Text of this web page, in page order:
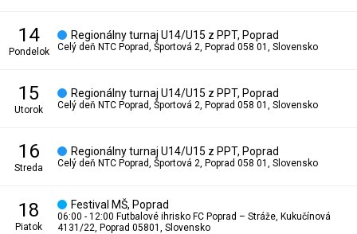
14
pondelok
Regionálny turnaj U14/U15 z PPT, Poprad
Celý deň NTC Poprad, Športová 2, Poprad 058 01, Slovensko
15
utorok
Regionálny turnaj U14/U15 z PPT, Poprad
Celý deň NTC Poprad, Športová 2, Poprad 058 01, Slovensko
16
streda
Regionálny turnaj U14/U15 z PPT, Poprad
Celý deň NTC Poprad, Športová 2, Poprad 058 01, Slovensko
18
piatok
Festival MŠ, Poprad
06:00 - 12:00 Futbalové ihrisko FC Poprad – Stráže, Kukučínová
4131/22, Poprad 05801, Slovensko